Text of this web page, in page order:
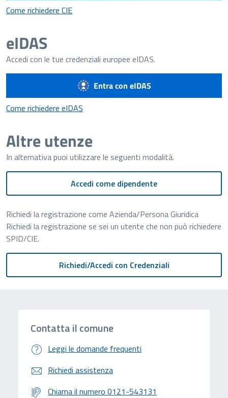
Come richiedere CIECome richiedere CIE
eIDAS
Accedi con le tue credenziali europee eIDAS.
Entra con eIDAS
Come richiedere eIDAS
Altre utenze
In alternativa puoi utilizzare le seguenti modalità.
Accedi come dipendente
Richiedi la registrazione come Azienda/Persona Giuridica
Richiedi la registrazione se sei un utente che non può richiedere
SPID/CIE.
Contatta il comune
Leggi le domande frequenti
Richiedi assistenza
Chiama il numero 0121-543131